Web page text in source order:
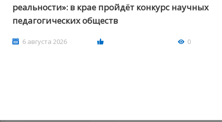
реальности»: в крае пройдёт конкурс научных
педагогических обществ
6 августа 2026 0